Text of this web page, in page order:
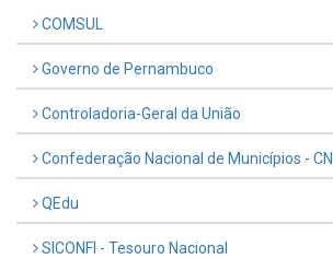
COMSUL
Governo de Pernambuco
Controladoria-Geral da União
Confederação Nacional de Municípios -
QEdu
SICONFI - Tesouro Nacional